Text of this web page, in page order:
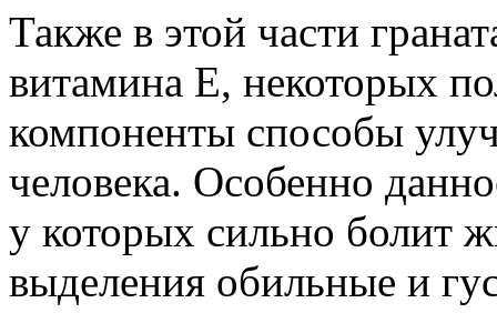
Также в этой части
витамина Е, некоторых
компоненты способы
человека. Особенно
у которых сильно болит
выделения обильные и